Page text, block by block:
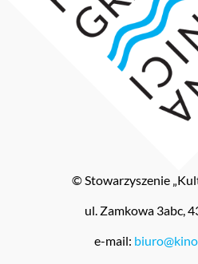
© Stowarzyszenie
ul. Zamkowa 3abc,
e-mail: